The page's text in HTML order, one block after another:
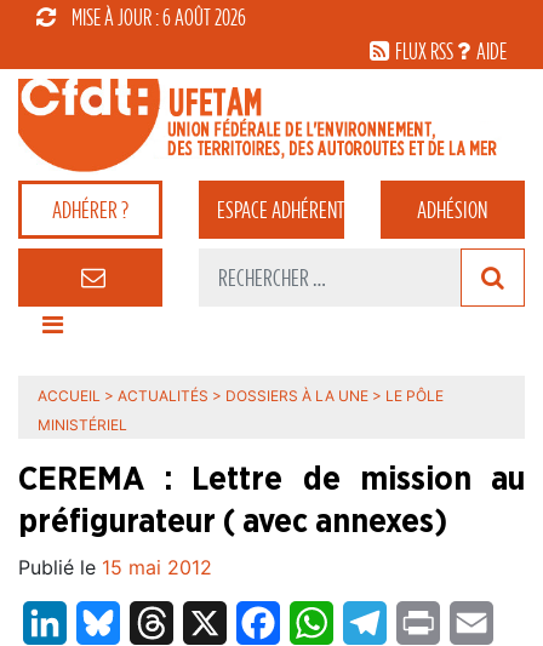
MISE À JOUR : 6 AOÛT 2026
FLUX RSS
AIDE
ADHÉRER ? ESPACEADHÉRENT ADHÉSION
ACCUEIL > ACTUALITÉS > DOSSIERS À LA UNE > LE PÔLE
MINISTÉRIEL
CEREMA : Lettre de mission au
préfigurateur ( avec annexes)
Publié le 15 mai 2012
LinkedInBluesky Threads FacebookWhatsAppTelegram
Print